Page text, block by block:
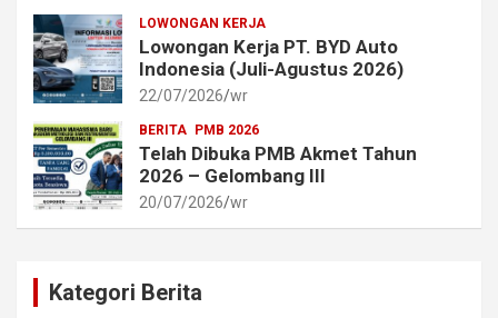
LOWONGAN KERJA
Lowongan Kerja PT. BYD Auto
Indonesia (Juli-Agustus 2026)
22/07/2026 wr
BERITA PMB 2026
Telah Dibuka PMB Akmet Tahun
2026 – Gelombang III
20/07/2026 wr
Kategori Berita